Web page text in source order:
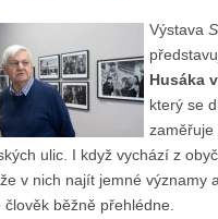
Výstava
Husáka
který se
zaměřuje
ulic. I když vychází z
v nich najít jemné významy
člověk běžně přehlédne.